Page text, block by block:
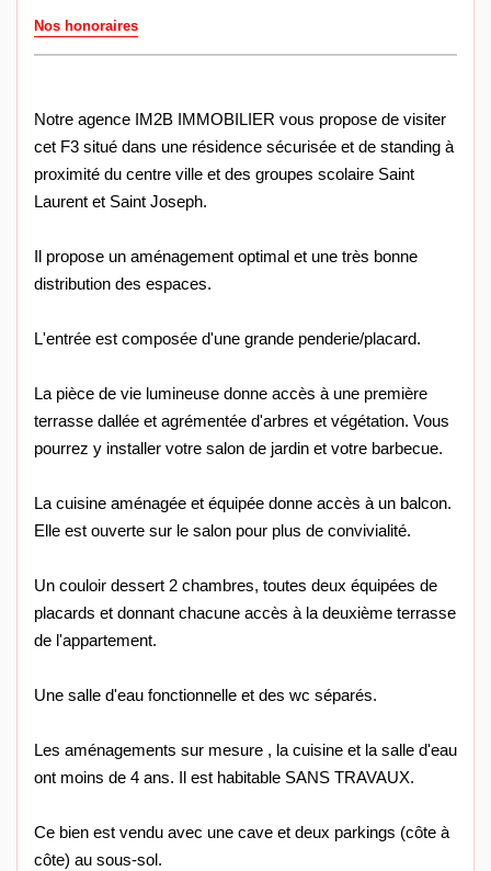
Nos honoraires
Notre agence IM2B IMMOBILIER vous propose de visiter
cet F3 situé dans une résidence sécurisée et de standing à
proximité du centre ville et des groupes scolaire Saint
Laurent et Saint Joseph.
Il propose un aménagement optimal et une très bonne
distribution des espaces.
L'entrée est composée d'une grande penderie/placard.
La pièce de vie lumineuse donne accès à une première
terrasse dallée et agrémentée d'arbres et végétation. Vous
pourrez y installer votre salon de jardin et votre barbecue.
La cuisine aménagée et équipée donne accès à un balcon.
Elle est ouverte sur le salon pour plus de convivialité.
Un couloir dessert 2 chambres, toutes deux équipées de
placards et donnant chacune accès à la deuxième terrasse
de l'appartement.
Une salle d'eau fonctionnelle et des wc séparés.
Les aménagements sur mesure , la cuisine et la salle d'eau
ont moins de 4 ans. Il est habitable SANS TRAVAUX.
Ce bien est vendu avec une cave et deux parkings (côte à
côte) au sous-sol.